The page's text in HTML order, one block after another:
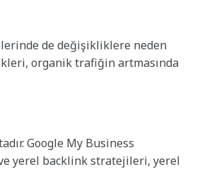
de değişikliklere neden
organik trafiğin artmasında
Google My Business
yerel backlink stratejileri, yerel